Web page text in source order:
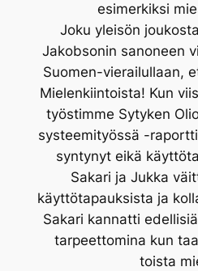
esimerkiksi
Joku yleisön
Jakobsonin sanoneen
Suomen-vierailullaan,
Mielenkiintoista! Kun
työstimme Sytyken
systeemityössä -
syntynyt eikä
Sakari ja Jukka
käyttötapauksista ja
Sakari kannatti
tarpeettomina kun
toista